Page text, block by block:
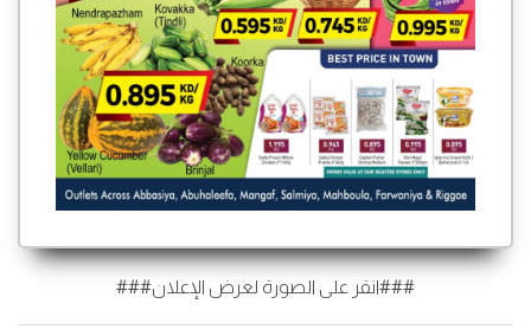
###انقر على الصورة لعرض الإعلان###